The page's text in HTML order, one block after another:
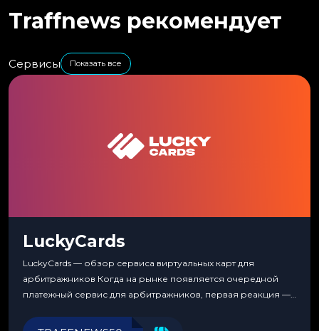
Traffnews рекомендует
Сервисы Показать все
LuckyCards
LuckyCards — обзор сервиса виртуальных карт для
арбитражников Когда на рынке появляется очередной
платежный сервис для арбитражников, первая реакция —
перестаешь воспринимать всерьез любой новый продукт,